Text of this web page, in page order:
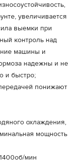
увеличивается
выемки при
контроль над
машины и
надежны и не
и быстро;
понижают
охлаждения,
мощность
мин